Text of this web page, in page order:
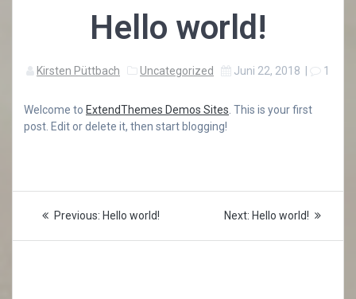
Hello world!
Kirsten Püttbach Uncategorized Juni 22, 2018 1
Welcome to ExtendThemes Demos Sites . This is your first
post. Edit or delete it, then start blogging!
Beitragsnavigation
Previous: Previous
Hello world! Next: Next
Hello world!